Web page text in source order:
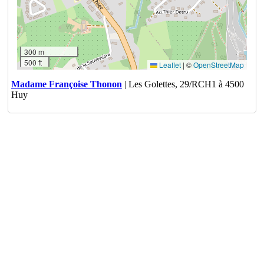
300 m
500 ft
Leaflet | ©OpenStreetMap
Madame Françoise Thonon | Les Golettes, 29/RCH1 à 4500
Huy